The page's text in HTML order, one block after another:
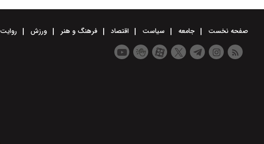
صفحه نخست جامعه سیاست اقتصاد فرهنگ و هنر ورزش روایت